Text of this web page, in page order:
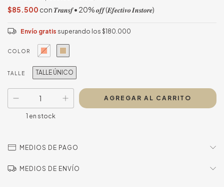
$85.500 con 𝑻𝒓𝒂𝒏𝒔𝒇 • 20% 𝒐𝒇𝒇 (𝑬𝒇𝒆𝒄𝒕𝒊𝒗𝒐 𝑰𝒏𝒔𝒕𝒐𝒓𝒆)
Envío gratis superando los $180.000
COLOR
TALLE TALLE ÚNICO
1 en stock
MEDIOS DE PAGO
MEDIOS DE ENVÍO